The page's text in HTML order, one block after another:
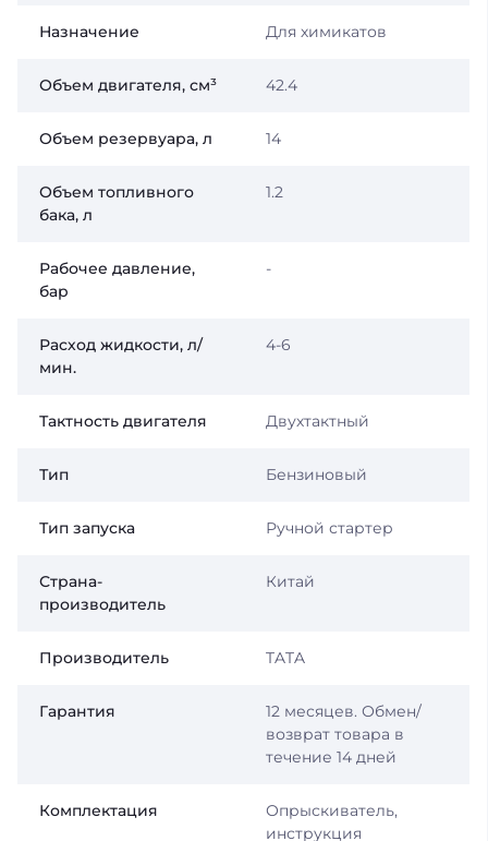
Назначение Для химикатов
Объем двигателя, см³ 42.4
Объем резервуара, л 14
Объем топливного
бака, л
1.2
Рабочее давление,
бар
-
Расход жидкости, л/
мин.
4-6
Тактность двигателя Двухтактный
Тип Бензиновый
Тип запуска Ручной стартер
Страна-
производитель
Китай
Производитель TATA
Гарантия
12 месяцев. Обмен/
возврат товара в
течение 14 дней
Комплектация
Опрыскиватель,
инструкция